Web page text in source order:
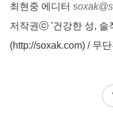
최현중 에디터
저작권ⓒ '건강한 성, 솔
(http://soxak.com) / 무